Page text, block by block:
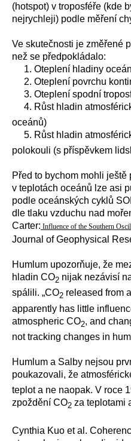
(hotspot) v troposféře (kde
nejrychleji) podle měření
Ve skutečnosti je změřené
než se předpokládalo:
1. Oteplení hladiny
2. Oteplení povrchu
3. Oteplení spodní
4. Růst hladin
oceánů)
5. Růst hladin
polokouli (s příspěvkem
Před to bychom mohli
v teplotách oceánů lze asi
podle oceánských cyklů
dle tlaku vzduchu nad
Carter: Influence of the Southern
Journal of Geophysical
Humlum upozorňuje, že
hladin CO2 nijak nezávisí
spálili. „CO2 released from
apparently has little
atmospheric CO2, and
not tracking changes in
Humlum a Salby nejsou
poukazovali, že
teplot a ne naopak. V roce
zpoždění CO2 za teplotami
Cynthia Kuo et al.